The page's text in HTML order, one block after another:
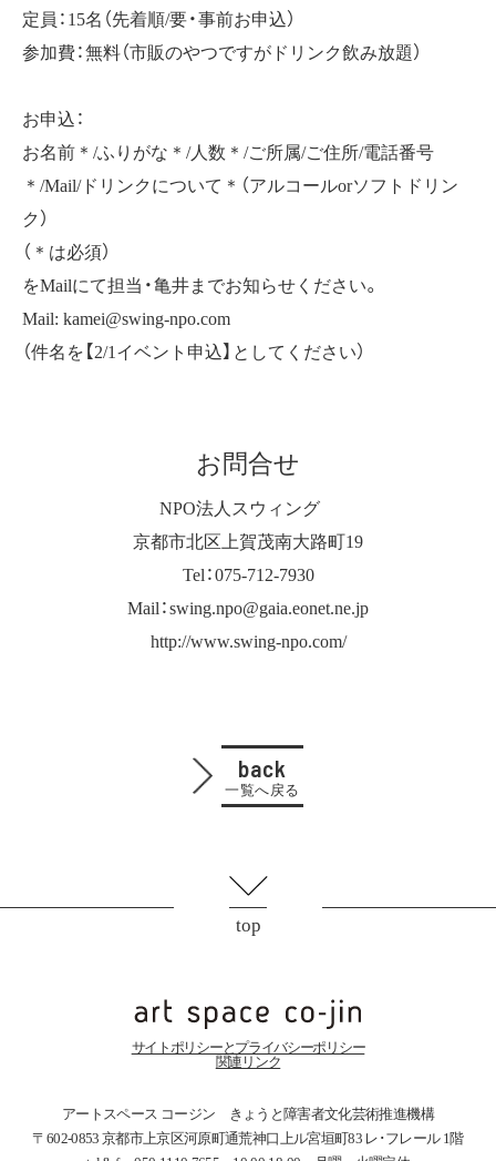
定員：15名（先着順/要・事前お申込）
参加費：無料（市販のやつですがドリンク飲み放題）
お申込：
お名前＊/ふりがな＊/人数＊/ご所属/ご住所/電話番号
＊/Mail/ドリンクについて＊（アルコールorソフトドリン
ク）
（＊は必須）
をMailにて担当・亀井までお知らせください。
Mail: kamei@swing-npo.com
（件名を【2/1イベント申込】としてください）
お問合せ
NPO法人スウィング
京都市北区上賀茂南大路町19
Tel：075-712-7930
Mail：swing.npo@gaia.eonet.ne.jp
http://www.swing-npo.com/
back
一覧へ戻る
top
サイトポリシーとプライバシーポリシー
関連リンク
アートスペース コージン きょうと障害者文化芸術推進機構
〒602-0853 京都市上京区河原町通荒神口上ル宮垣町83 レ･フレール 1階